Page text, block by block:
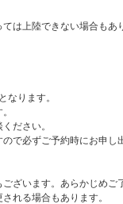
は上陸できない場合もあ
なります。
ださい。
で必ずご予約時にお申し
ざいます。あらかじめご
れる場合もあります。